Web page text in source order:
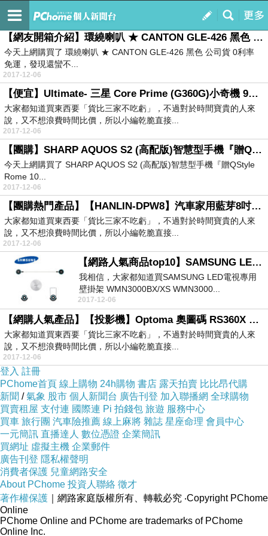
我的
訂閱
便宜好物推薦王
【網友開箱介紹】環繞喇叭 ★ CANTON GLE-426 黑色 公司貨 0利率 免運
今天上網購買了 環繞喇叭 ★ CANTON GLE-426 黑色 公司貨 0利率
免運，發現還蠻不...
2017-12-06
【便宜】Ultimate- 三星 Core Prime (G360G)小奇機 9H硬度0.33mm弧邊鋼化玻璃手機保護貼 防爆裂
大家都知道買東西要「貨比三家不吃虧」，不過對於時間寶貴的人來
說，又不想浪費時間比價，所以小編乾脆直接...
2017-12-06
【團購】SHARP AQUOS S2 (高配版)智慧型手機『贈QStyle Rome 10400 雙輸出行動電源+透明保護殼-1 』
今天上網購買了 SHARP AQUOS S2 (高配版)智慧型手機『贈QStyle
Rome 10...
2017-12-06
【團購熱門產品】【HANLIN-DPW8】汽車家用藍芽8吋重低音巨砲音箱-震撼音量感受
大家都知道買東西要「貨比三家不吃虧」，不過對於時間寶貴的人來
說，又不想浪費時間比價，所以小編乾脆直接...
2017-12-06
【網路人氣商品top10】SAMSUNG LED電視專用壁掛架 WMN3000BX-XS WMN3000BX-XS
我相信，大家都知道買SAMSUNG LED電視專用
壁掛架 WMN3000BX/XS WMN3000...
2017-12-06
【網購人氣產品】【投影機】Optoma 奧圖碼 RS360X XGA 商務投影機 3600高流明 支援藍光3D USB供電
大家都知道買東西要「貨比三家不吃虧」，不過對於時間寶貴的人來
說，又不想浪費時間比價，所以小編乾脆直接...
2017-12-06
登入 註冊
PChome首頁 線上購物 24h購物 書店 露天拍賣 比比昂代購
新聞 /氣象 股市 個人新聞台 廣告刊登 加入聯播網 全球購物
買賣租屋 支付連 國際連 Pi 拍錢包 旅遊 服務中心
買車 旅行團 汽車險推薦 線上麻將 雜誌 星座命理 會員中心
一元簡訊 直播達人 數位憑證 企業簡訊
買網址 虛擬主機 企業郵件
廣告刊登 隱私權聲明
消費者保護 兒童網路安全
About PChome 投資人聯絡 徵才
著作權保護 ｜網路家庭版權所有、轉載必究 ‧Copyright PChome
Online
PChome Online and PChome are trademarks of PChome
Online Inc.